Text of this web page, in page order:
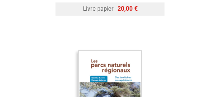
Livre papier 20,00 €